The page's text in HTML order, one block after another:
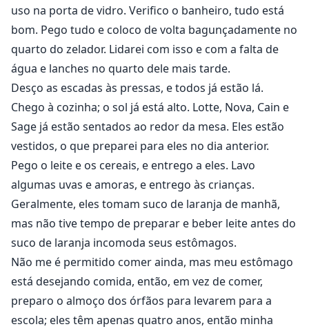
uso na porta de vidro. Verifico o banheiro, tudo está
bom. Pego tudo e coloco de volta bagunçadamente no
quarto do zelador. Lidarei com isso e com a falta de
água e lanches no quarto dele mais tarde.
Desço as escadas às pressas, e todos já estão lá.
Chego à cozinha; o sol já está alto. Lotte, Nova, Cain e
Sage já estão sentados ao redor da mesa. Eles estão
vestidos, o que preparei para eles no dia anterior.
Pego o leite e os cereais, e entrego a eles. Lavo
algumas uvas e amoras, e entrego às crianças.
Geralmente, eles tomam suco de laranja de manhã,
mas não tive tempo de preparar e beber leite antes do
suco de laranja incomoda seus estômagos.
Não me é permitido comer ainda, mas meu estômago
está desejando comida, então, em vez de comer,
preparo o almoço dos órfãos para levarem para a
escola; eles têm apenas quatro anos, então minha